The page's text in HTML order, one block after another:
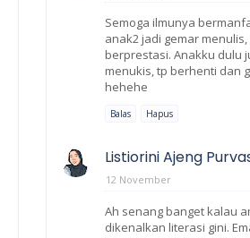
Semoga ilmunya
anak2 jadi gemar
berprestasi. Anakku dulu
menukis, tp berhenti dan
hehehe
Balas Hapus
Listiorini Ajeng
12 November
Ah senang banget kalau
dikenalkan literasi gini.